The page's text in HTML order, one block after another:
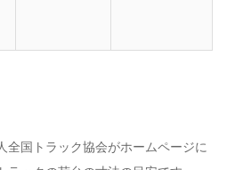
全国トラック協会がホームページに